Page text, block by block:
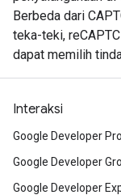
Berbeda dari
teka-teki,
dapat memilih
Interaksi
Google Developer
Google Developer
Google Developer